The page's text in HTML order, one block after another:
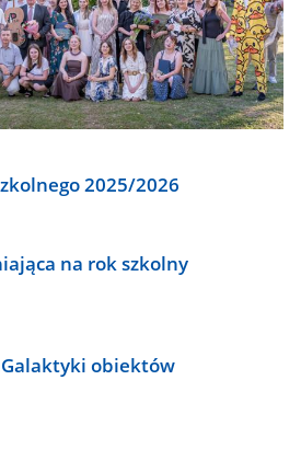
2025/2026
na rok szkolny
obiektów